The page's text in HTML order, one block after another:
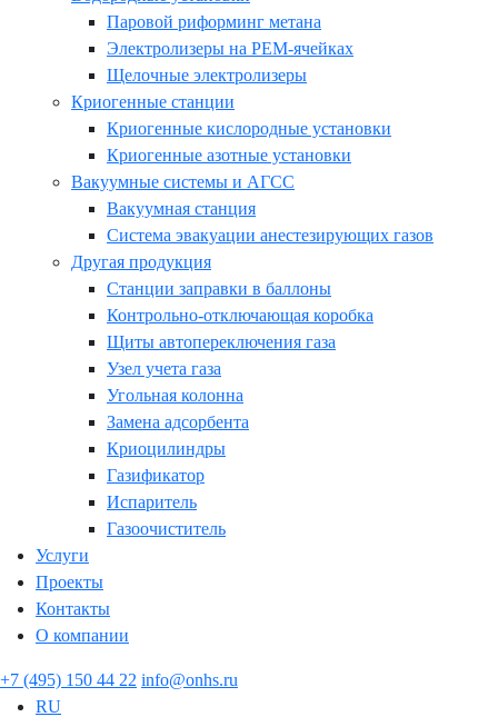
Паровой риформинг метана
Электролизеры на PEM-ячейках
Щелочные электролизеры
Криогенные станции
Криогенные кислородные установки
Криогенные азотные установки
Вакуумные системы и АГСС
Вакуумная станция
Система эвакуации анестезирующих газов
Другая продукция
Станции заправки в баллоны
Контрольно-отключающая коробка
Щиты автопереключения газа
Узел учета газа
Угольная колонна
Замена адсорбента
Криоцилиндры
Газификатор
Испаритель
Газоочиститель
Услуги
Проекты
Контакты
О компании
+7 (495) 150 44 22 info@onhs.ru
RU